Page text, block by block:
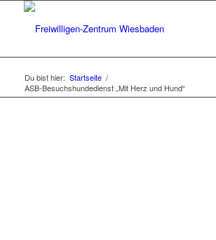
Du bist hier: Startseite /
ASB-Besuchshundedienst „Mit Herz und Hund“